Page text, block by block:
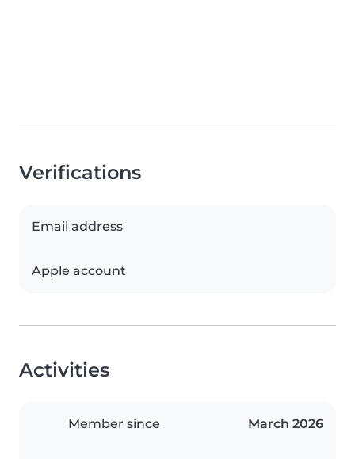
Verifications
Email address
Apple account
Activities
Member since March 2026